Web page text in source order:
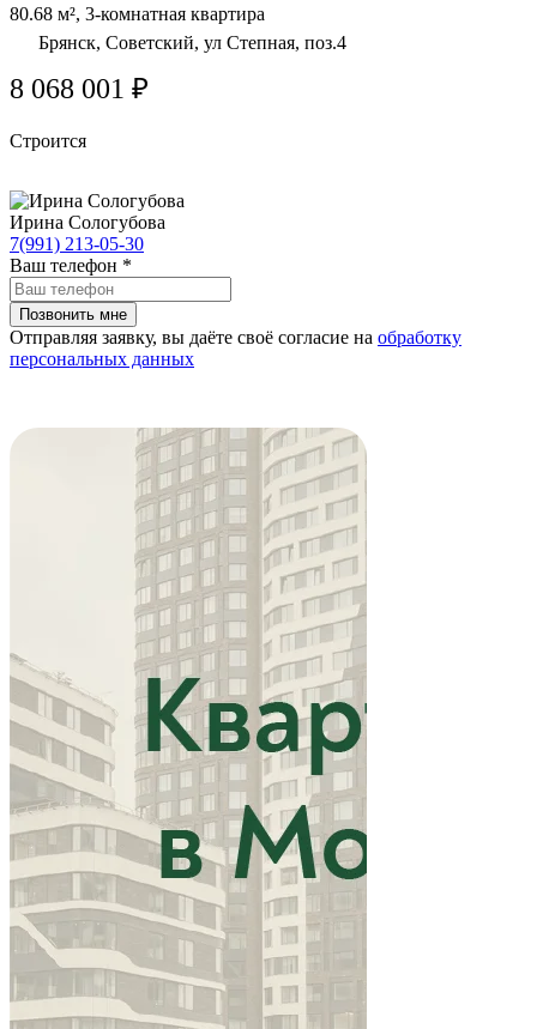
80.68 м², 3-комнатная квартира
Брянск, Советский, ул Степная, поз.4
8 068 001 ₽
Строится
Ирина Сологубова
7(991) 213-05-30
Ваш телефон *
Отправляя заявку, вы даёте своё согласие на обработку
персональных данных